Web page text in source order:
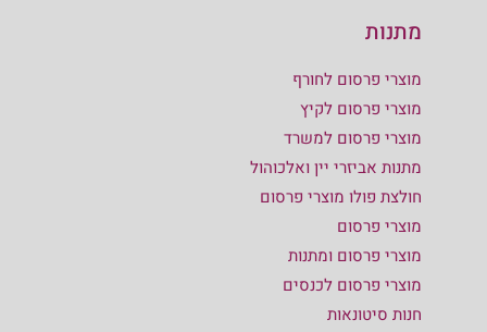
מתנות
מוצרי פרסום לחורף
מוצרי פרסום לקיץ
מוצרי פרסום למשרד
מתנות אביזרי יין ואלכוהול
חולצת פולו מוצרי פרסום
מוצרי פרסום
מוצרי פרסום ומתנות
מוצרי פרסום לכנסים
חנות סיטונאות